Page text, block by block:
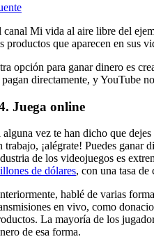
canal Mi vida al aire libre del
productos que aparecen en sus
opción para ganar dinero es
pagan directamente, y YouTube
Juega online
alguna vez te han dicho que
trabajo, ¡alégrate! Puedes ganar
de los videojuegos es
de dólares, con una tasa
hablé de varias
en vivo, como
La mayoría de los
de esa forma.